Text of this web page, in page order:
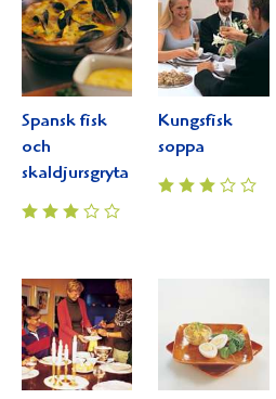
Spansk fisk
och
skaldjursgryta
Kungsfisk
soppa